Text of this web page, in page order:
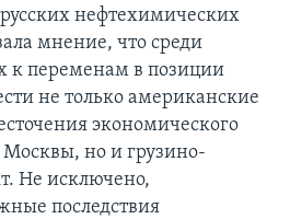
нефтехимических
мнение, что среди
к переменам в позиции
не только американские
экономического
Москвы, но и грузино-
Не исключено,
последствия